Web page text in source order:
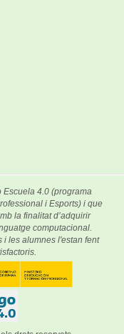
Escuela 4.0 (programa
i Esports) i que
la finalitat d’adquirir
computacional.
i les alumnes l'estan fent